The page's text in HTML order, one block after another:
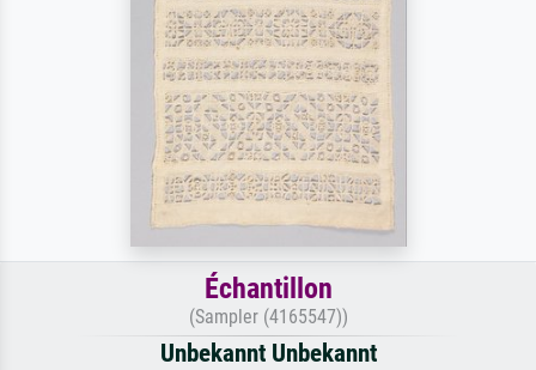
Échantillon
(Sampler (4165547))
Unbekannt Unbekannt